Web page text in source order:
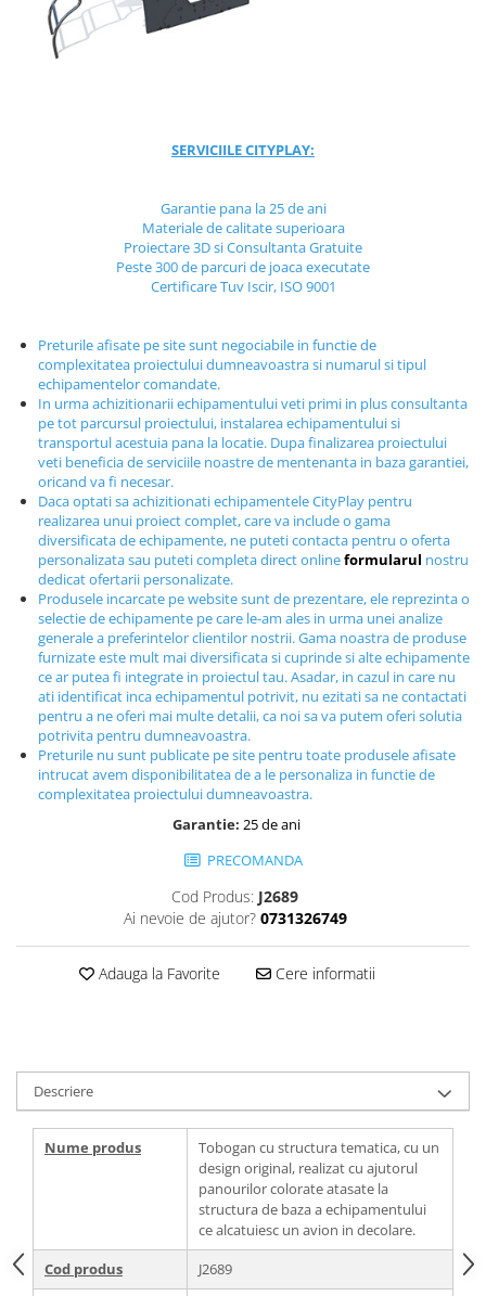
Jocuri cu nisip
Echipamente de catarat
Animale din cauciuc
SPORT SI FITNESS
Skateboarding
Tenis si Volei
Ciclism
Street Workout
Terenuri Multisport
Trasee Ninja
Echipamente fitness
Mese de jocuri
MOBILIER URBAN
Garduri/Imprejmuiri
Cosuri de gunoi
Panouri pentru informare/Marcaje
Foisoare si pergole
Rastel Biciclete
Banci
SERVICIILE CITYPLAY:
Garantie pana la 25 de ani
Materiale de calitate superioara
Proiectare 3D si Consultanta Gratuite
Peste 300 de parcuri de joaca executate
Certificare Tuv Iscir, ISO 9001
Preturile afisate pe site sunt negociabile in functie de
complexitatea proiectului dumneavoastra si numarul si tipul
echipamentelor comandate.
In urma achizitionarii echipamentului veti primi in plus consultanta
pe tot parcursul proiectului, instalarea echipamentului si
transportul acestuia pana la locatie. Dupa finalizarea proiectului
veti beneficia de serviciile noastre de mentenanta in baza garantiei,
oricand va fi necesar.
Daca optati sa achizitionati echipamentele CityPlay pentru
realizarea unui proiect complet, care va include o gama
diversificata de echipamente, ne puteti contacta pentru o oferta
personalizata sau puteti completa direct onlineformularul nostru
dedicat ofertarii personalizate.
Produsele incarcate pe website sunt de prezentare, ele reprezinta o
selectie de echipamente pe care le-am ales in urma unei analize
generale a preferintelor clientilor nostrii. Gama noastra de produse
furnizate este mult mai diversificata si cuprinde si alte echipamente
ce ar putea fi integrate in proiectul tau. Asadar, in cazul in care nu
ati identificat inca echipamentul potrivit, nu ezitati sa ne contactati
pentru a ne oferi mai multe detalii, ca noi sa va putem oferi solutia
potrivita pentru dumneavoastra.
Preturile nu sunt publicate pe site pentru toate produsele afisate
intrucat avem disponibilitatea de a le personaliza in functie de
complexitatea proiectului dumneavoastra.
Garantie: 25 de ani
PRECOMANDA
Cod Produs: J2689
Ai nevoie de ajutor? 0731326749
Adauga la Favorite Cere informatii
Descriere
Nume produs
Tobogan cu structura tematica, cu un
design original, realizat cu ajutorul
panourilor colorate atasate la
structura de baza a echipamentului
ce alcatuiesc un avion in decolare.
Cod produs
J2689